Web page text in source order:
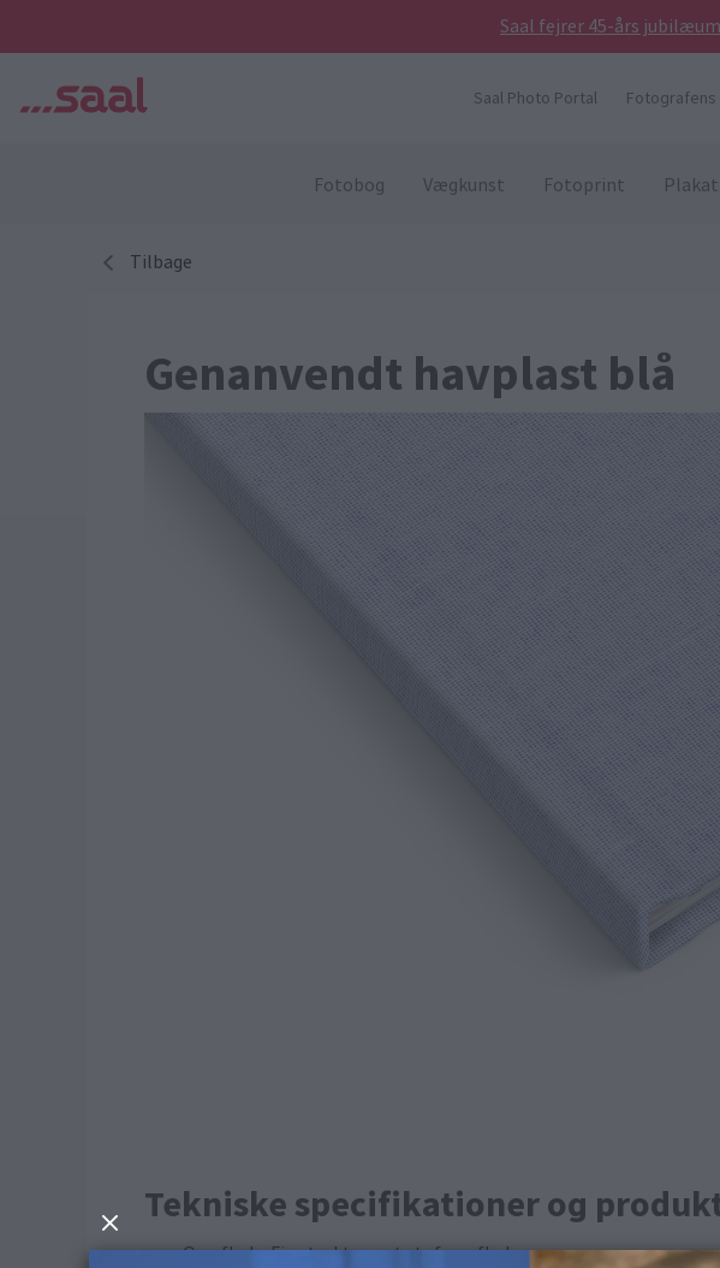
Saal fejrer 45-års
Saal Photo Portal Fotografens
Fotobog Vægkunst Fotoprint
Tilbage
Genanvendt havplast blå
Tekniske specifikationer og
Overflade: Fin struktureret stofoverflade